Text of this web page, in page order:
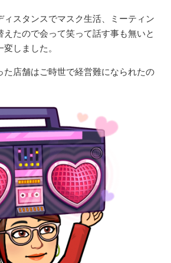
ィスタンスでマスク生活、ミーティン
えたので会って笑って話す事も無いと
しました。
た店舗はご時世で経営難になられたの